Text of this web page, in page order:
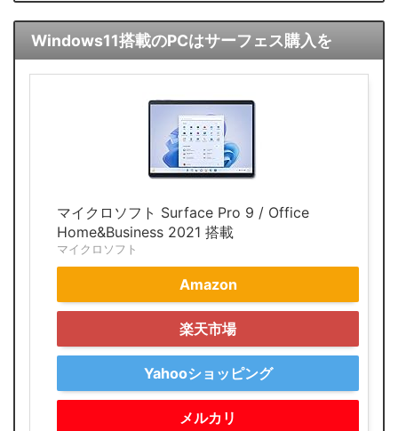
Windows11搭載のPCはサーフェス購入を
マイクロソフト Surface Pro 9 / Office
Home&Business 2021 搭載
マイクロソフト
Amazon
楽天市場
Yahooショッピング
メルカリ